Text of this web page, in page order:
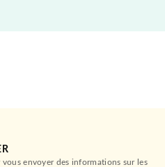
envoyer des informations sur les